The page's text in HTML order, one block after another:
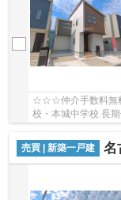
☆☆☆仲介手数料無
校・本城中学校 長
売買 | 新築一戸建
名